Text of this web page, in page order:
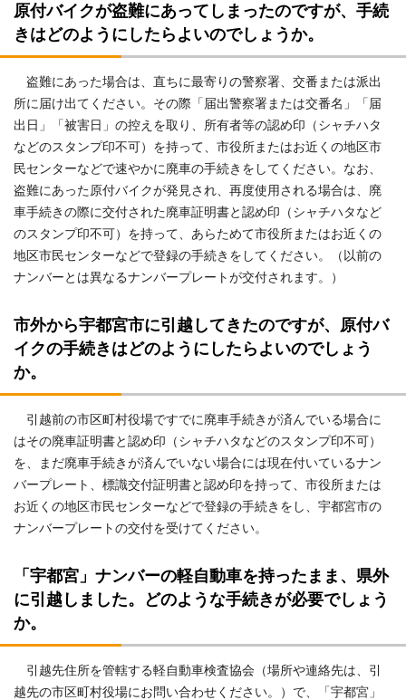
原付バイクが盗難にあってしまったのですが、手続
きはどのようにしたらよいのでしょうか。
盗難にあった場合は、直ちに最寄りの警察署、交番または派出
所に届け出てください。その際「届出警察署または交番名」「届
出日」「被害日」の控えを取り、所有者等の認め印（シャチハタ
などのスタンプ印不可）を持って、市役所またはお近くの地区市
民センターなどで速やかに廃車の手続きをしてください。なお、
盗難にあった原付バイクが発見され、再度使用される場合は、廃
車手続きの際に交付された廃車証明書と認め印（シャチハタなど
のスタンプ印不可）を持って、あらためて市役所またはお近くの
地区市民センターなどで登録の手続きをしてください。（以前の
ナンバーとは異なるナンバープレートが交付されます。）
市外から宇都宮市に引越してきたのですが、原付バ
イクの手続きはどのようにしたらよいのでしょう
か。
引越前の市区町村役場ですでに廃車手続きが済んでいる場合に
はその廃車証明書と認め印（シャチハタなどのスタンプ印不可）
を、まだ廃車手続きが済んでいない場合には現在付いているナン
バープレート、標識交付証明書と認め印を持って、市役所または
お近くの地区市民センターなどで登録の手続きをし、宇都宮市の
ナンバープレートの交付を受けてください。
「宇都宮」ナンバーの軽自動車を持ったまま、県外
に引越しました。どのような手続きが必要でしょう
か。
引越先住所を管轄する軽自動車検査協会（場所や連絡先は、引
越先の市区町村役場にお問い合わせください。）で、「宇都宮」